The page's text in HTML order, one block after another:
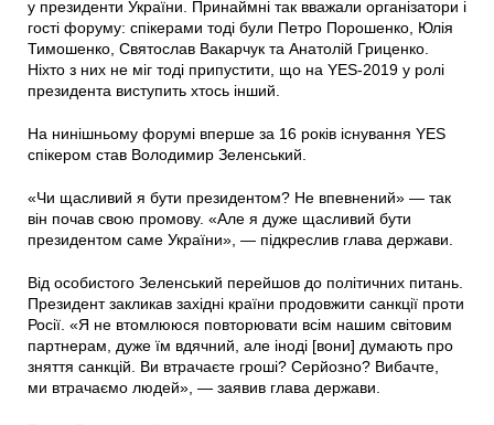
у президенти України. Принаймні так вважали організатори і
гості форуму: спікерами тоді були Петро Порошенко, Юлія
Тимошенко, Святослав Вакарчук та Анатолій Гриценко.
Ніхто з них не міг тоді припустити, що на YES-2019 у ролі
президента виступить хтось інший.
На нинішньому форумі вперше за 16 років існування YES
спікером став Володимир Зеленський.
«Чи щасливий я бути президентом? Не впевнений» — так
він почав свою промову. «Але я дуже щасливий бути
президентом саме України», — підкреслив глава держави.
Від особистого Зеленський перейшов до політичних питань.
Президент закликав західні країни продовжити санкції проти
Росії. «Я не втомлююся повторювати всім нашим світовим
партнерам, дуже їм вдячний, але іноді [вони] думають про
зняття санкцій. Ви втрачаєте гроші? Серйозно? Вибачте,
ми втрачаємо людей», — заявив глава держави.